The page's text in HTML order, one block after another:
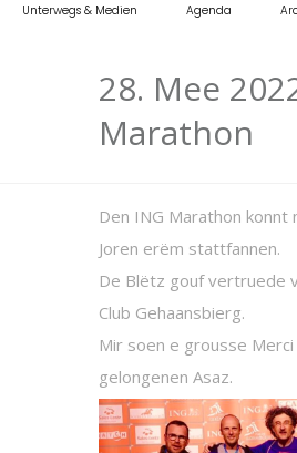
Unterwegs & Medien Agenda
28. Mee
Marathon
Den ING Marathon konnt
Joren erëm stattfannen.
De Blëtz gouf vertruede
Club Gehaansbierg.
Mir soen e grousse
gelongenen Asaz.